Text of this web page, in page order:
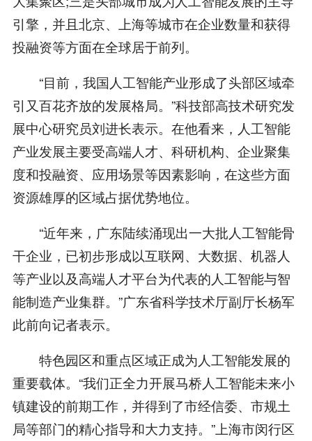
引擎，并且北京、上海等城市在企业数量和获得
投融资等方面在全球居于前列。
“目前，我国人工智能产业形成了头部区域牵
引又百花齐放的发展格局。”科技部高技术研究发
展中心研究员刘进长表示。在他看来，人工智能
产业发展主要受高端人才、科研机构、企业聚集
度和投融资、应用场景等因素影响，在这些方面
资源雄厚的区域占据优势地位。
“近年来，广东陆续涌现出一大批人工智能骨
干企业，已初步形成以互联网、大数据、机器人
等产业以及高端人才平台为代表的人工智能与智
能制造产业集群。”广东省科学技术厅副厅长杨军
此前向记者表示。
特色园区和重点区域正成为人工智能发展的
重要载体。“我们正全力开展马桥人工智能未来小
镇建设的前期工作，并得到了市经信委、市规土
局等部门的精心指导和大力支持。”上海市闵行区